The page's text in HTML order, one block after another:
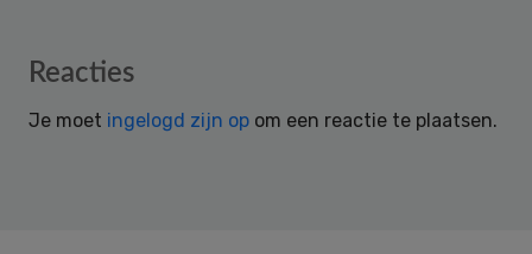
Reader
Reacties
Je moet ingelogd zijn op om een reactie te plaatsen.